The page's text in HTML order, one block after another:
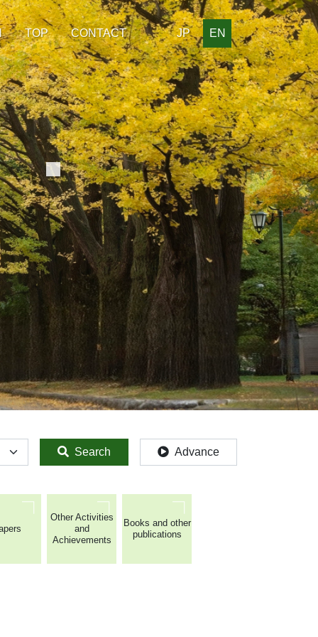
TOP CONTACT JP EN
Search Advance
Other Activities
and
Achievements
Books and other
publications